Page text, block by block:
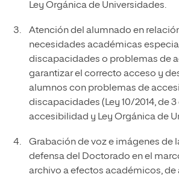
Ley Orgánica de Universidades.
Atención del alumnado en
necesidades académicas
discapacidades o problemas de
garantizar el correcto acceso y
alumnos con problemas de
discapacidades (Ley 10/2014, de
accesibilidad y Ley Orgánica de
Grabación de voz e imágenes de
defensa del Doctorado en el
archivo a efectos académicos, de